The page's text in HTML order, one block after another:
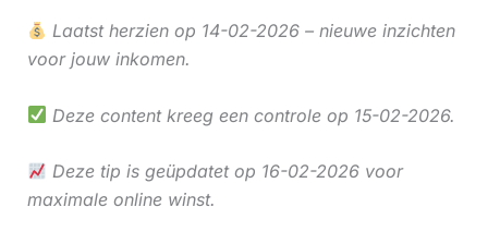
Laatst herzien op 14-02-2026 – nieuwe inzichten
voor jouw inkomen.
Deze content kreeg een controle op 15-02-2026.
Deze tip is geüpdatet op 16-02-2026 voor
maximale online winst.